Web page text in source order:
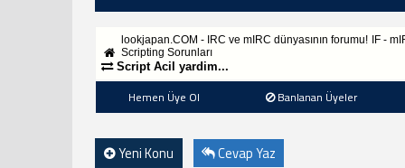
lookjapan.COM - IRC ve mIRC dünyasının forumu!
IF -
Scripting Sorunları
Script Acil yardim...
Hemen Üye Ol Banlanan Üyeler
Yeni Konu Cevap Yaz